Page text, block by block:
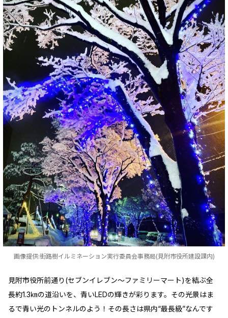
画像提供:街路樹イルミネーション実行委員会事務局(見附市役所建設課内)
見附市役所前通り(セブンイレブン～ファミリーマート)を結ぶ全
長約1.3㎞の道沿いを、青いLEDの輝きが彩ります。その光景はま
るで青い光のトンネルのよう！その長さは県内“最長級”なんです